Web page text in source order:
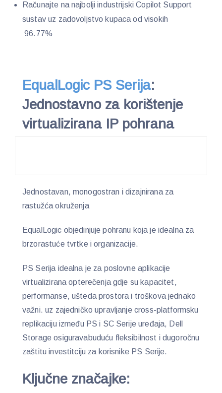
Računajte na najbolji industrijski Copilot Support
sustav uz zadovoljstvo kupaca od visokih
96.77%
EqualLogic PS Serija:
Jednostavno za korištenje
virtualizirana IP pohrana
Jednostavan, monogostran i dizajnirana za
rastužća okruženja
EqualLogic objedinjuje pohranu koja je idealna za
brzorastuće tvrtke i organizacije.
PS Serija idealna je za poslovne aplikacije
virtualizirana opterečenja gdje su kapacitet,
performanse, ušteda prostora i troškova jednako
važni. uz zajedničko upravljanje cross-platformsku
replikaciju između PS i SC Serije uređaja, Dell
Storage osiguravabuduću fleksibilnost i dugoročnu
zaštitu investitciju za korisnike PS Serije.
Ključne značajke: